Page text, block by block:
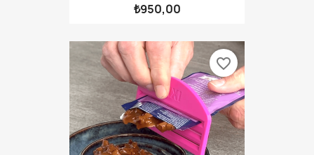
₺950,00
favorite_border